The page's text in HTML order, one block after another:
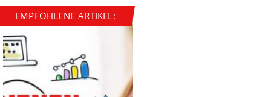
EMPFOHLENE ARTIKEL: